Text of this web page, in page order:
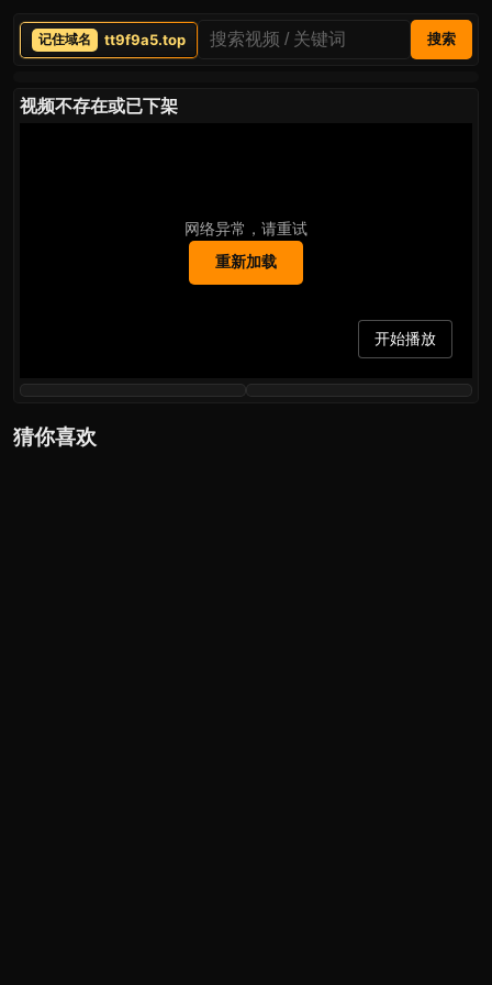
tt9f9a5.top 搜索
视频不存在或已下架
网络异常，请重试
重新加载
开始播放
猜你喜欢